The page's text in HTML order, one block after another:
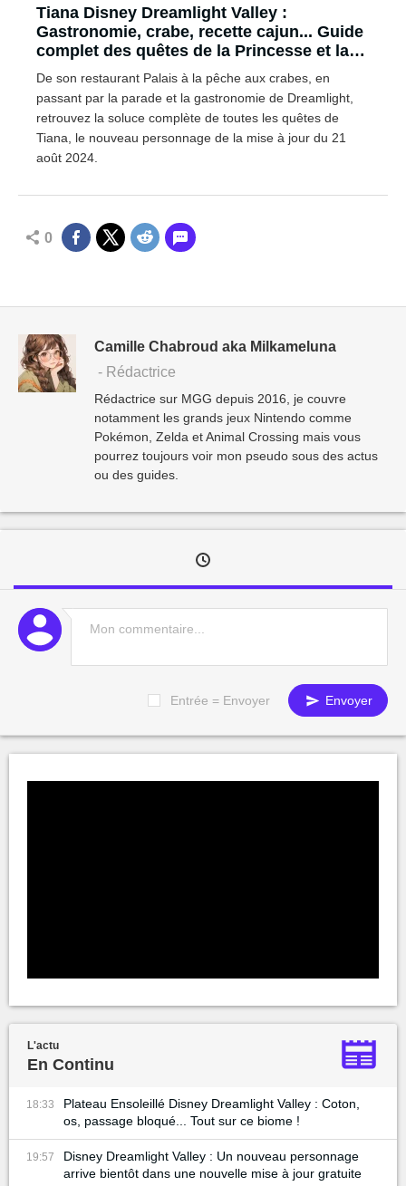
Tiana Disney Dreamlight Valley :
Gastronomie, crabe, recette cajun... Guide
complet des quêtes de la Princesse et la
Grenouille
De son restaurant Palais à la pêche aux crabes, en
passant par la parade et la gastronomie de Dreamlight,
retrouvez la soluce complète de toutes les quêtes de
Tiana, le nouveau personnage de la mise à jour du 21
août 2024.
0
Camille Chabroud aka Milkameluna
- Rédactrice
Rédactrice sur MGG depuis 2016, je couvre
notamment les grands jeux Nintendo comme
Pokémon, Zelda et Animal Crossing mais vous
pourrez toujours voir mon pseudo sous des actus
ou des guides.
Entrée = Envoyer Envoyer
L'actu
En Continu
18:33
Plateau Ensoleillé Disney Dreamlight Valley : Coton,
os, passage bloqué... Tout sur ce biome !
19:57
Disney Dreamlight Valley : Un nouveau personnage
arrive bientôt dans une nouvelle mise à jour gratuite